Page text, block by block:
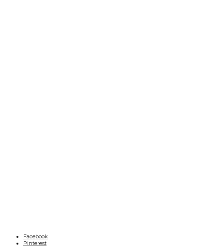
Facebook
Pinterest